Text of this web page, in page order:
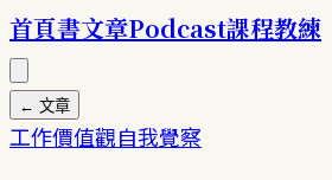
首頁書文章Podcast課程教練
← 文章
工作價值觀自我覺察